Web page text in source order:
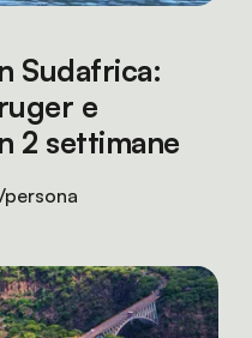
Sudafrica:
e
2 settimane
/persona